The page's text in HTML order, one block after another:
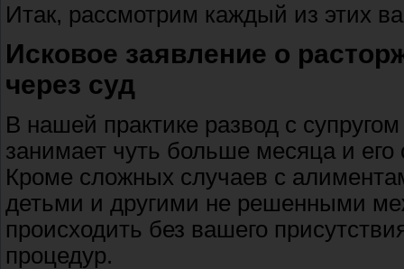
Итак, рассмотрим каждый из этих
Исковое заявление о
через суд
В нашей практике развод с
занимает чуть больше месяца и
Кроме сложных случаев с
детьми и другими не решенными
происходить без вашего
процедур.